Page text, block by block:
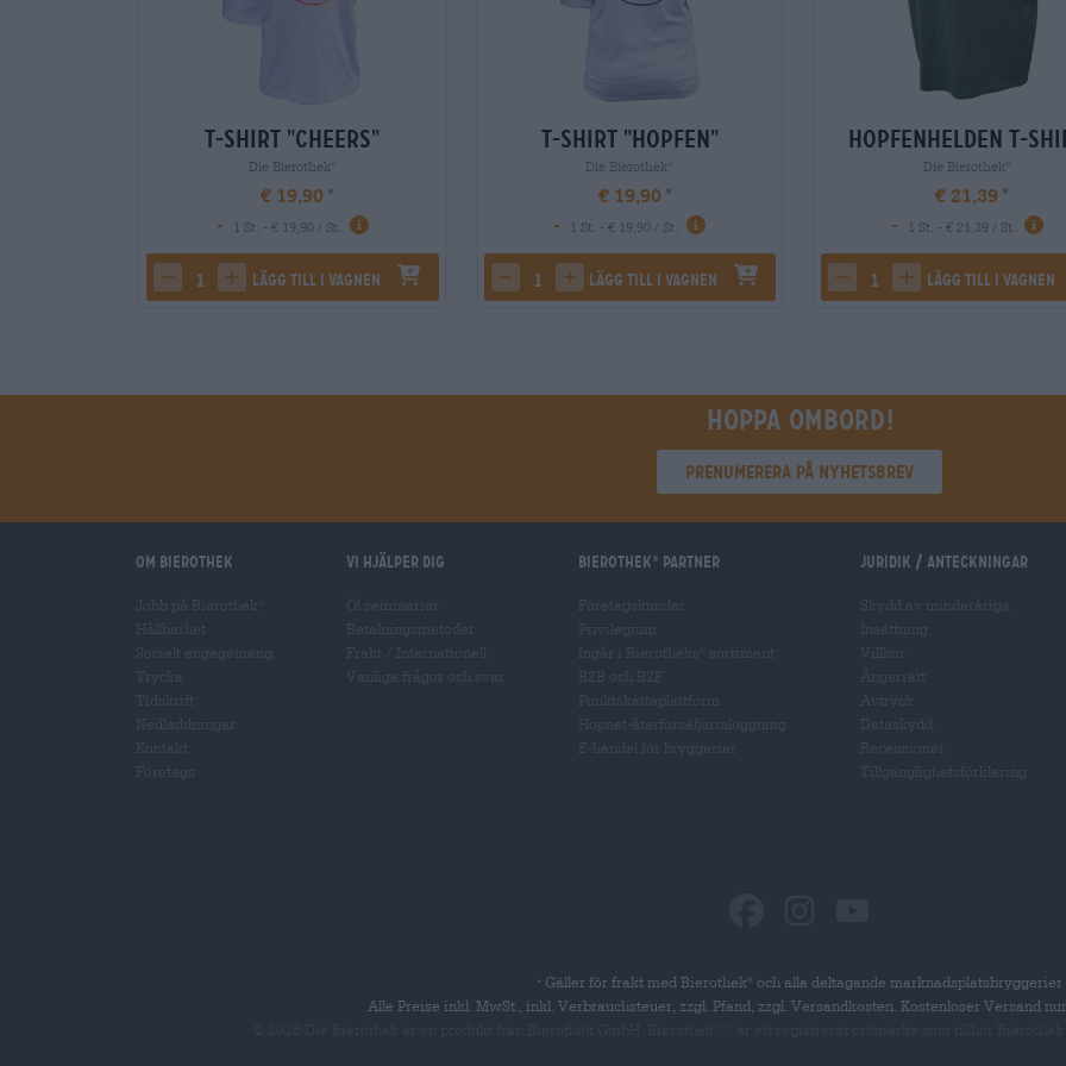
T-Shirt "Cheers"
Die Bierothek®
€ 19,90
-
1 St. - € 19,90 / St.
decrease quantity
increase quantity
Lägg till i vagnen
T-Shirt "Hopfen"
Die Bierothek
€ 19,90
-
1 St. - € 19,90 / St.
decrease quantity
increase quantity
Lägg till i vagnen
Hopfenhelden T-
Die Bierothek®
€ 21,39
-
1 St. - € 21,39 / St.
decrease quantity
increase quantity
Lägg till i vagnen
Hoppa ombord!
Prenumerera på nyhetsbrev
Om Bierothek Vi hjälper dig Bierothek partner Juridik / Anteckningar
* Gäller för frakt med Bierothek
och alla deltagande marknadsplatsbryggerier
Alle Preise inkl. MwSt., inkl. Verbrauchsteuer, zzgl. Pfand, zzgl. Versandkosten. Kostenloser Versand
ett registrerat ordmärke som tillhör Bierothek